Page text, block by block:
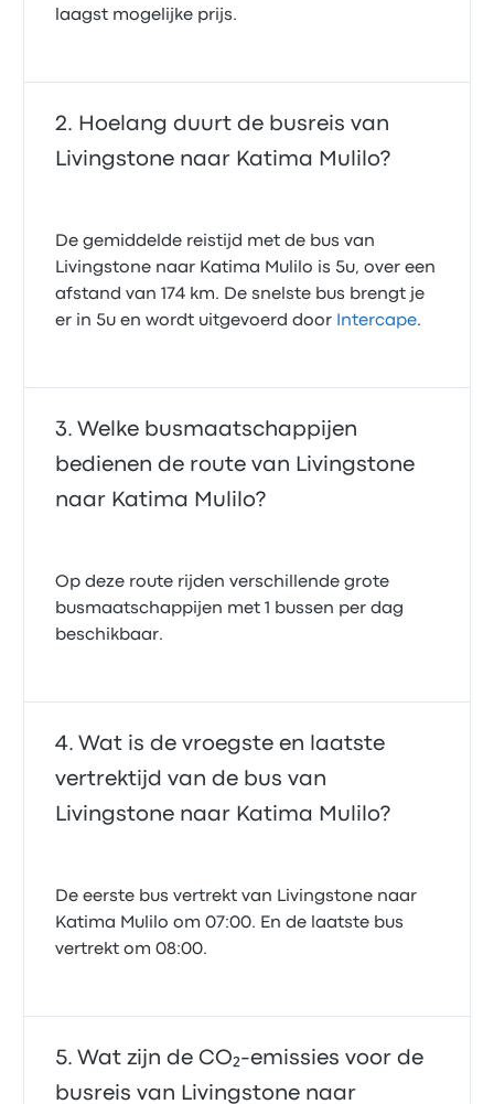
laagst mogelijke prijs.
Hoelang duurt de busreis van
Livingstone naar Katima Mulilo?
De gemiddelde reistijd met de bus van
Livingstone naar Katima Mulilo is 5u, over een
afstand van 174 km. De snelste bus brengt je
er in 5u en wordt uitgevoerd door
Intercape.
Welke busmaatschappijen
bedienen de route van Livingstone
naar Katima Mulilo?
Op deze route rijden verschillende grote
busmaatschappijen met 1 bussen per dag
beschikbaar.
Wat is de vroegste en laatste
vertrektijd van de bus van
Livingstone naar Katima Mulilo?
De eerste bus vertrekt van Livingstone naar
Katima Mulilo om 07:00. En de laatste bus
vertrekt om 08:00.
Wat zijn de CO₂-emissies voor de
busreis van Livingstone naar